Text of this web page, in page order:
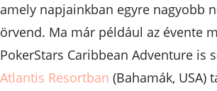
amely napjainkban egyre nagyobb
örvend. Ma már például az évente
PokerStars Caribbean Adventure is
Atlantis Resortban (Bahamák, USA)